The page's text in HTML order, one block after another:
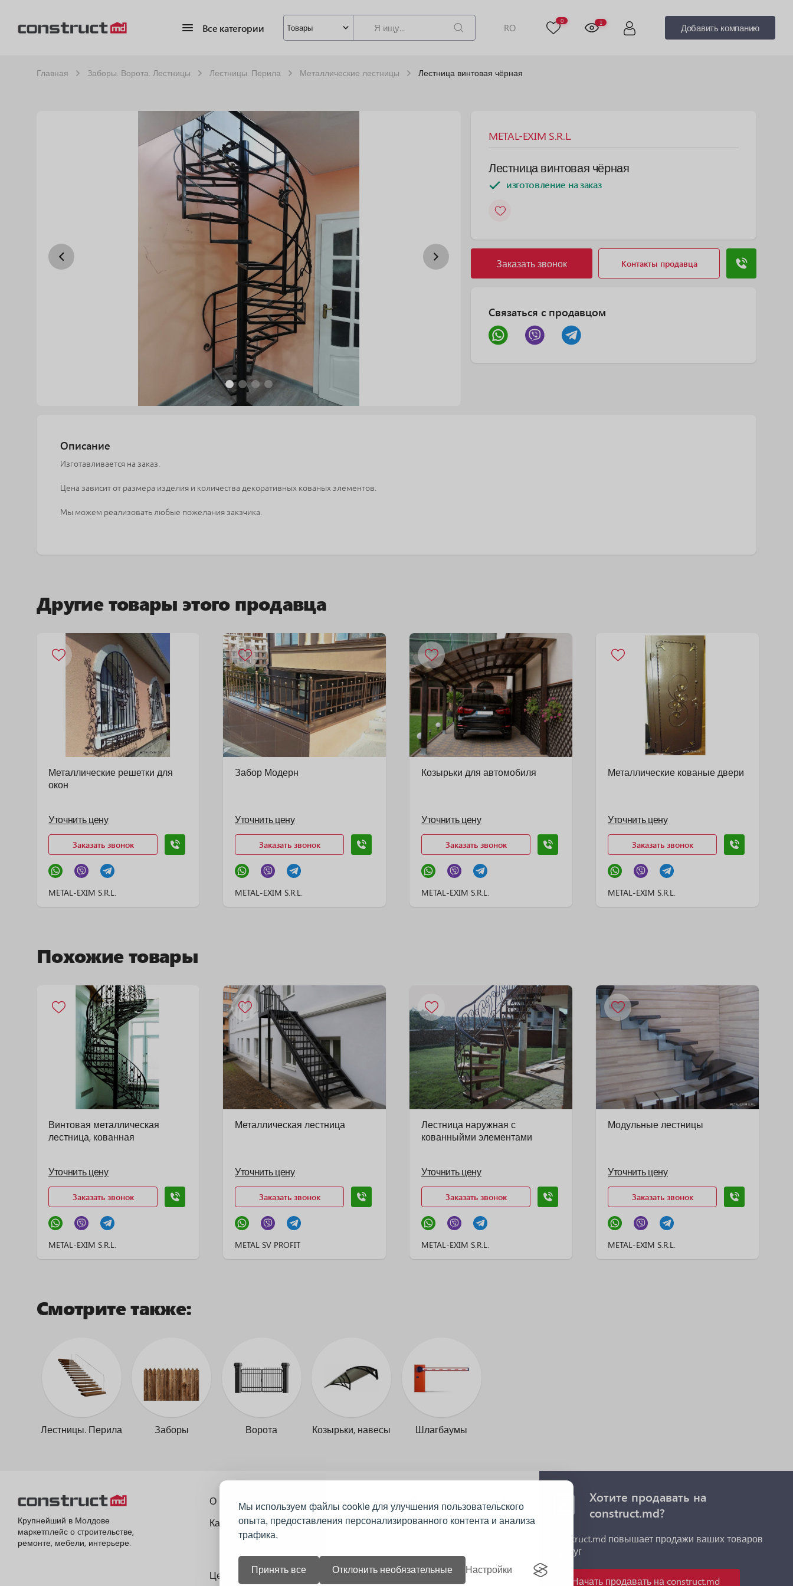
Мы используем файлы cookie для улучшения пользовательского
опыта, предоставления персонализированного контента и анализа
трафика.
Принять все Отклонить необязательные Настройки
Все категории Товары RO
0 1 Добавить компанию
Главная Заборы. Ворота. Лестницы Лестницы. Перила Металлические лестницы Лестница винтовая чёрная
METAL-EXIM S.R.L.
Лестница винтовая чёрная
изготовление на заказ
Заказать звонок Контакты продавца
Связаться с продавцом
Описание
Изготавливается на заказ.
Цена зависит от размера изделия и количества декоративных кованых элементов.
Мы можем реализовать любые пожелания закзчика.
Другие товары этого продавца
Металлические решетки для
окон
Уточнить цену
Заказать звонок
METAL-EXIM S.R.L.
Забор Модерн
Уточнить цену
Заказать звонок
METAL-EXIM S.R.L.
Козырьки для автомобиля
Уточнить цену
Заказать звонок
METAL-EXIM S.R.L.
Металлические кованые двери
Уточнить цену
Заказать звонок
METAL-EXIM S.R.L.
Похожие товары
Винтовая металлическая
лестница, кованная
Уточнить цену
Заказать звонок
METAL-EXIM S.R.L.
Металлическая лестница
Уточнить цену
Заказать звонок
METAL SV PROFIT
Лестница наружная с
кованныйми элементами
Уточнить цену
Заказать звонок
METAL-EXIM S.R.L.
Модульные лестницы
Уточнить цену
Заказать звонок
METAL-EXIM S.R.L.
Смотрите также:
Лестницы. Перила Заборы Ворота Козырьки, навесы Шлагбаумы
Крупнейший в Молдове
маркетплейс о cтроительстве,
ремонте, мебели, интерьере.
О портале
Как это работает?
Цены на строительные
Менеджер Екатерина
Хотите продавать на
construct.md?
Construct.md повышает продажи ваших товаров
и услуг
Начать продавать на construct.md